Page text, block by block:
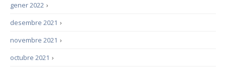
›
gener 2022
›
desembre 2021
›
novembre 2021
›
octubre 2021